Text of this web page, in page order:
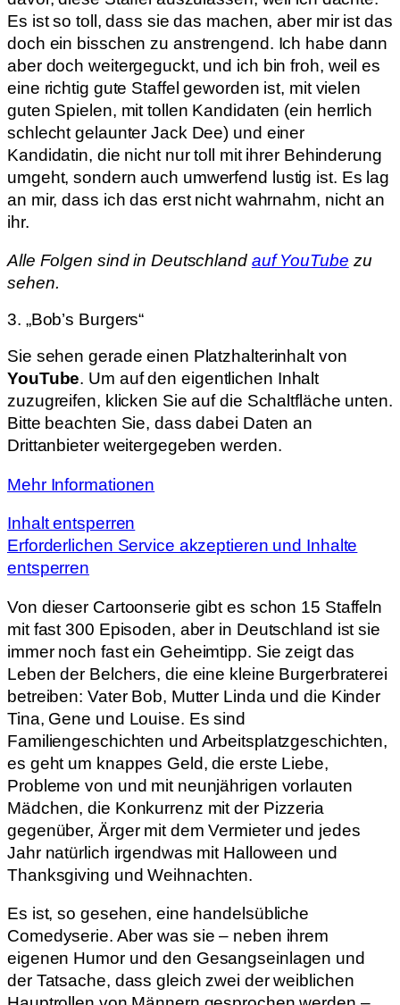
Es ist so toll, dass sie das machen, aber mir ist das
doch ein bisschen zu anstrengend. Ich habe dann
aber doch weitergeguckt, und ich bin froh, weil es
eine richtig gute Staffel geworden ist, mit vielen
guten Spielen, mit tollen Kandidaten (ein herrlich
schlecht gelaunter Jack Dee) und einer
Kandidatin, die nicht nur toll mit ihrer Behinderung
umgeht, sondern auch umwerfend lustig ist. Es lag
an mir, dass ich das erst nicht wahrnahm, nicht an
ihr.
Alle Folgen sind in Deutschland auf YouTube zu
sehen.
3. „Bob’s Burgers“
Sie sehen gerade einen Platzhalterinhalt von
YouTube. Um auf den eigentlichen Inhalt
zuzugreifen, klicken Sie auf die Schaltfläche unten.
Bitte beachten Sie, dass dabei Daten an
Drittanbieter weitergegeben werden.
Mehr Informationen
Inhalt entsperren
Erforderlichen Service akzeptieren und Inhalte
entsperren
Von dieser Cartoonserie gibt es schon 15 Staffeln
mit fast 300 Episoden, aber in Deutschland ist sie
immer noch fast ein Geheimtipp. Sie zeigt das
Leben der Belchers, die eine kleine Burgerbraterei
betreiben: Vater Bob, Mutter Linda und die Kinder
Tina, Gene und Louise. Es sind
Familiengeschichten und Arbeitsplatzgeschichten,
es geht um knappes Geld, die erste Liebe,
Probleme von und mit neunjährigen vorlauten
Mädchen, die Konkurrenz mit der Pizzeria
gegenüber, Ärger mit dem Vermieter und jedes
Jahr natürlich irgendwas mit Halloween und
Thanksgiving und Weihnachten.
Es ist, so gesehen, eine handelsübliche
Comedyserie. Aber was sie – neben ihrem
eigenen Humor und den Gesangseinlagen und
der Tatsache, dass gleich zwei der weiblichen